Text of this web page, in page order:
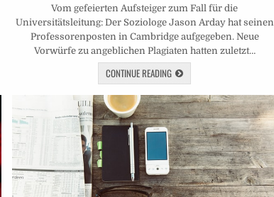
Vom gefeierten Aufsteiger zum Fall für die
Universitätsleitung: Der Soziologe Jason Arday hat seinen
Professorenposten in Cambridge aufgegeben. Neue
Vorwürfe zu angeblichen Plagiaten hatten zuletzt…
CONTINUE READING